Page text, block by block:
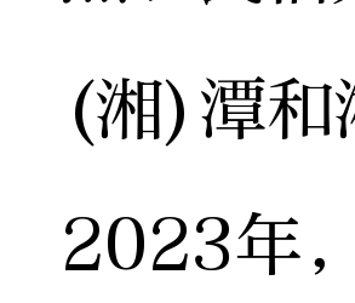
(湘)潭和
2023年